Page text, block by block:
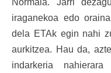
Normala. Jarri
iraganekoa edo
dela ETAk egin nahi
aurkitzea. Hau da,
indarkeria